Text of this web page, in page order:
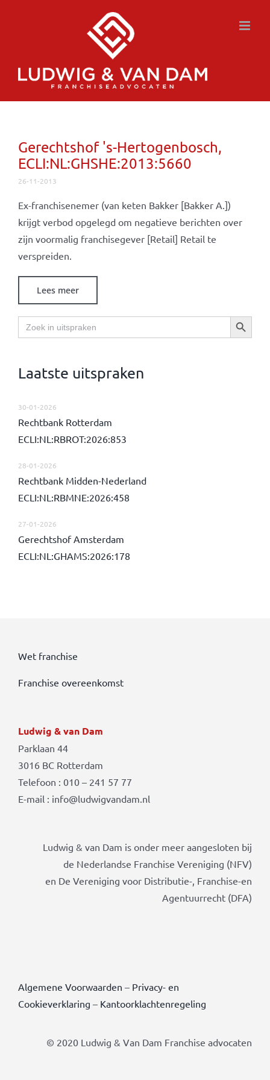
Gerechtshof 's-Hertogenbosch,
ECLI:NL:GHSHE:2013:5660
26-11-2013
Ex-franchisenemer (van keten Bakker [Bakker A.])
krijgt verbod opgelegd om negatieve berichten over
zijn voormalig franchisegever [Retail] Retail te
verspreiden.
Lees meer
Zoek
naar:
Zoekknop
Laatste uitspraken
30-01-2026
Rechtbank Rotterdam
ECLI:NL:RBROT:2026:853
28-01-2026
Rechtbank Midden-Nederland
ECLI:NL:RBMNE:2026:458
27-01-2026
Gerechtshof Amsterdam
ECLI:NL:GHAMS:2026:178
Wet franchise
Franchise overeenkomst
Ludwig & van Dam
Parklaan 44
3016 BC Rotterdam
Telefoon : 010 – 241 57 77
E-mail : info@ludwigvandam.nl
Ludwig & van Dam is onder meer aangesloten bij
de Nederlandse Franchise Vereniging (NFV)
en De Vereniging voor Distributie-, Franchise-en
Agentuurrecht (DFA)
Algemene Voorwaarden – Privacy- en
Cookieverklaring – Kantoorklachtenregeling
© 2020 Ludwig & Van Dam Franchise advocaten